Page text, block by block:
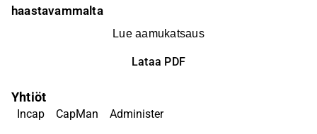
haastavammalta
Lue aamukatsaus
Lataa PDF
Yhtiöt
Incap CapMan Administer